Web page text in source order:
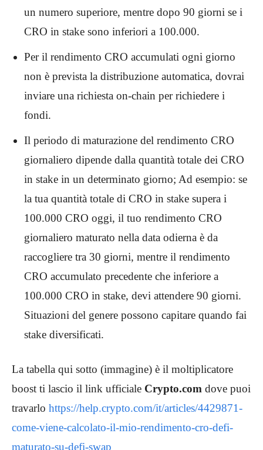
un numero superiore, mentre dopo 90 giorni se i
CRO in stake sono inferiori a 100.000.
Per il rendimento CRO accumulati ogni giorno
non è prevista la distribuzione automatica, dovrai
inviare una richiesta on-chain per richiedere i
fondi.
Il periodo di maturazione del rendimento CRO
giornaliero dipende dalla quantità totale dei CRO
in stake in un determinato giorno; Ad esempio: se
la tua quantità totale di CRO in stake supera i
100.000 CRO oggi, il tuo rendimento CRO
giornaliero maturato nella data odierna è da
raccogliere tra 30 giorni, mentre il rendimento
CRO accumulato precedente che inferiore a
100.000 CRO in stake, devi attendere 90 giorni.
Situazioni del genere possono capitare quando fai
stake diversificati.
La tabella qui sotto (immagine) è il moltiplicatore
boost ti lascio il link ufficiale Crypto.com dove puoi
travarlo https://help.crypto.com/it/articles/4429871-
come-viene-calcolato-il-mio-rendimento-cro-defi-
maturato-su-defi-swap